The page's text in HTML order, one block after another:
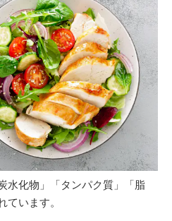
水化物」「タンパク質」「脂
います。